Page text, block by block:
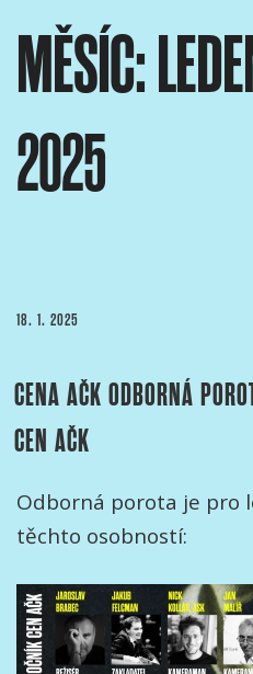
obsahu
portál Asociace českých kameramanů
MĚSÍC:
2025
PUBLIKOVÁNO
18. 1. 2025
CENA AČK ODBORNÁ
CEN AČK
Odborná porota je pro
těchto osobností: